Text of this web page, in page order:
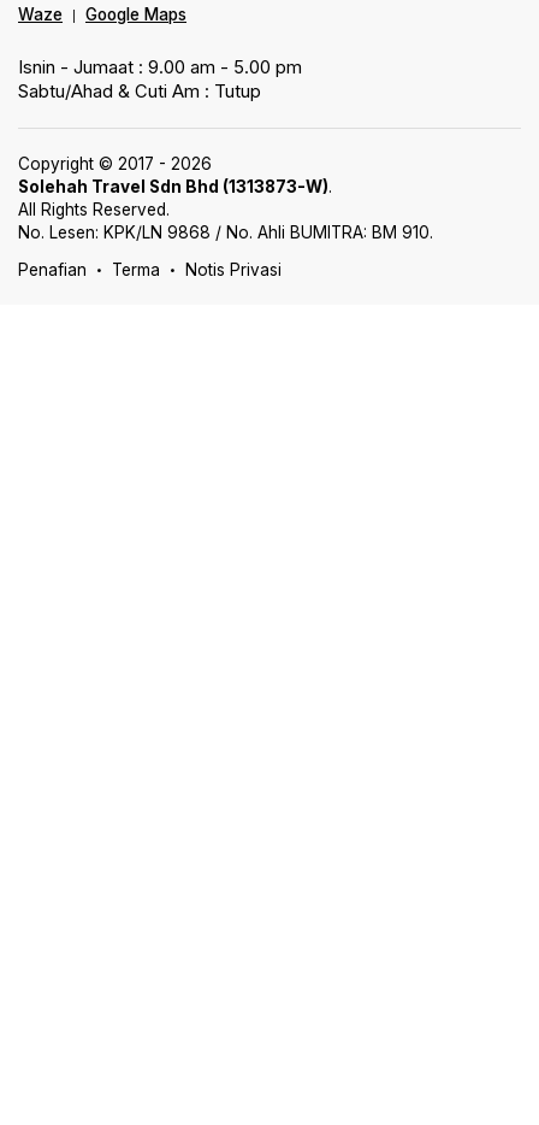
Waze Google Maps
Isnin - Jumaat : 9.00 am - 5.00 pm
Sabtu/Ahad & Cuti Am : Tutup
Copyright © 2017 - 2026
Solehah Travel Sdn Bhd (1313873-W).
All Rights Reserved.
No. Lesen: KPK/LN 9868 / No. Ahli BUMITRA: BM 910.
Penafian
• Terma • Notis Privasi